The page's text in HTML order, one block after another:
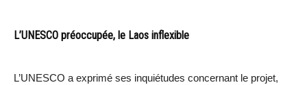
L’UNESCO préoccupée, le Laos inflexible
L’UNESCO a exprimé ses inquiétudes concernant le projet,